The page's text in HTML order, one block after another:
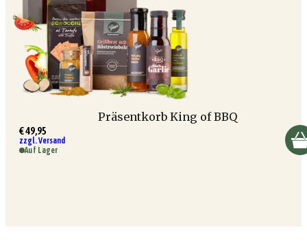
Präsentkorb King of BBQ
€ 49,95
zzgl. Versand
Auf Lager